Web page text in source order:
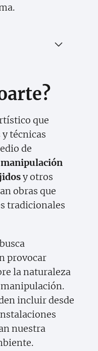
que
técnicas
de
manipulación
y otros
obras que
tradicionales
provocar
la naturaleza
manipulación.
incluir desde
nuestra